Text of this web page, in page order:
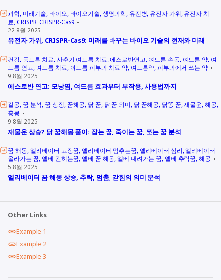
과학 미래기술 바이오 바이오기술 생명과학 유전병 유전자 가위 유전자 치
료 CRISPR CRISPR-Cas9
22 8월 2025
유전자 가위, CRISPR-Cas9: 미래를 바꾸는 바이오 기술의 현재와 미래
건강 등드름 치료 사춘기 여드름 치료 에스로반연고 여드름 손독 여드름 약 여
드름 연고 여드름 치료 여드름 피부과 치료 약 여드름약 피부과에서 쓰는 약
9 8월 2025
에스로반 연고: 모낭염, 여드름 효과부터 부작용, 사용법까지
길몽 꿈 분석 꿈 상징 꿈해몽 닭 꿈 닭 꿈 의미 닭 꿈해몽 닭똥 꿈 재물운 해몽
흉몽
9 8월 2025
재물운 상승? 닭 꿈해몽 풀이: 잡는 꿈, 죽이는 꿈, 쪼는 꿈 분석
꿈 해몽 엘리베이터 고장꿈 엘리베이터 멈추는꿈 엘리베이터 심리 엘리베이터
올라가는 꿈 엘베 갇히는꿈 엘베 꿈 해몽 엘베 내려가는 꿈 엘베 추락꿈 해몽
5 8월 2025
엘리베이터 꿈 해몽 상승, 추락, 멈춤, 갇힘의 의미 분석
Other Links
Example 1
Example 2
Example 3